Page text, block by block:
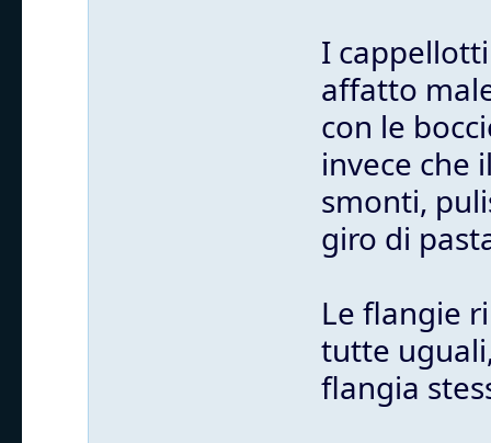
I
affatto
con le
invece che
smonti,
giro di
Le flangie
tutte
flangia